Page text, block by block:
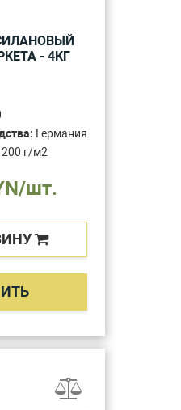
- 4КГ
Германия
г/м2
шт.